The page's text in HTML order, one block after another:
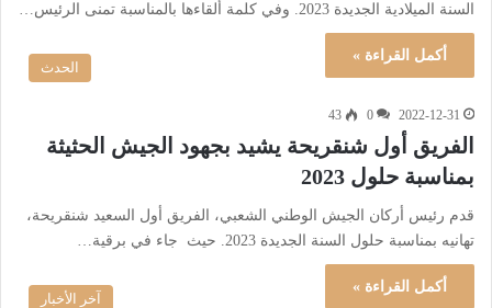
السنة الميلادية الجديدة 2023. وفي كلمة ألقاءها بالمناسبة تمنى الرئيس…
أكمل القراءة »
الحدث
2022-12-31
0
43
الفريق أول شنقريحة يشيد بجهود الجيش الحثيثة
بمناسبة حلول 2023
قدم رئيس أركان الجيش الوطني الشعبي، الفريق أول السعيد شنقريحة،
تهانيه بمناسبة حلول السنة الجديدة 2023. حيث جاء في برقية…
أكمل القراءة »
آخر الأخبار